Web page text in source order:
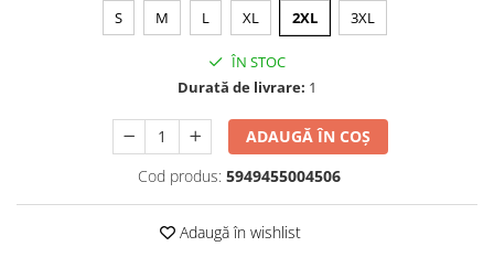
S M L XL 2XL 3XL
ÎN STOC
Durată de livrare: 1
ADAUGĂ ÎN COȘ
Cod produs: 5949455004506
Adaugă în wishlist